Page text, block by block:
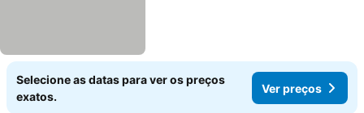
Selecione as datas para ver os preços
exatos.
Ver preços